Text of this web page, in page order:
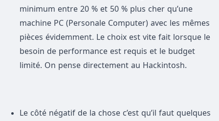
minimum entre 20 % et 50 % plus cher qu’une
machine PC (Personale Computer) avec les mêmes
pièces évidemment. Le choix est vite fait lorsque le
besoin de performance est requis et le budget
limité. On pense directement au Hackintosh.
Le côté négatif de la chose c’est qu’il faut quelques